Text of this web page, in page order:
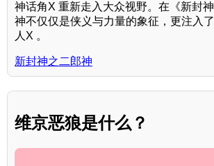
神话角X 重新走入大众视野。在《新封
神不仅仅是侠义与力量的象征，更注入
人X 。
新封神之二郎神
维京恶狼是什么？